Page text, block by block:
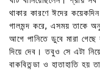
থাকার কারণে ঈদের
গালমন্দ করে, এসময় তাকে
আগে পানিতে ডুবে মারা
দিয়ে দেব। তবুও সে এটা
বাকবিতন্ডা ও হাতাহাতি হয়